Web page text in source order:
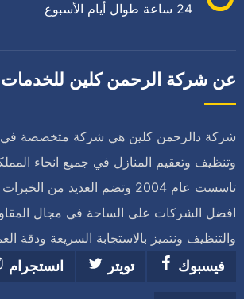
24 ساعة طوال أيام الأسبوع
عن شركة الرحمن كلين للخدمات
شركة دالرحمن كلين هي شركة متخصصة في
وتنظيف وتعقيم المنازل في جميع انحاء
تاسست عام 2004 وتضم العديد من
افضل الشركات على الساحة في مجال
والتنظيف ونتميز بالاستجابة السريعة ودقة
فيسبوك
تويتر انستجرام